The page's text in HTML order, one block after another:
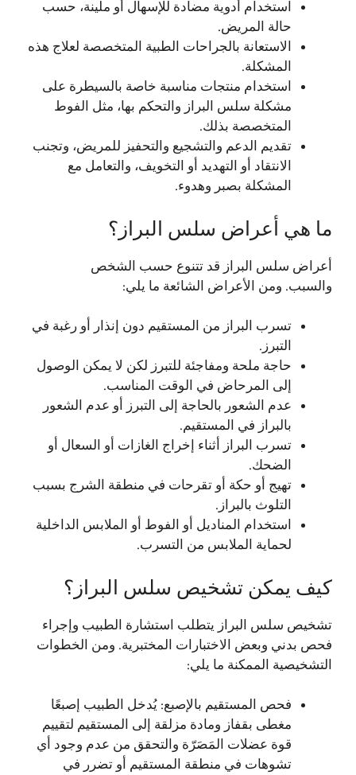
استخدام أدوية مضادة للإسهال أو ملينة، حسب
حالة المريض.
الاستعانة بالجراحات الطبية المتخصصة لعلاج هذه
المشكلة.
استخدام منتجات مناسبة خاصة بالسيطرة على
مشكلة سلس البراز والتحكم بها، مثل الفوط
المتخصصة بذلك.
تقديم الدعم والتشجيع والتحفيز للمريض، وتجنب
الانتقاد أو التهديد أو التخويف، والتعامل مع
المشكلة بصبر وهدوء.
ما هي أعراض سلس البراز؟
أعراض سلس البراز قد تتنوع حسب الشخص
والسبب. ومن الأعراض الشائعة ما يلي:
تسرب البراز من المستقيم دون إنذار أو رغبة في
التبرز.
حاجة ملحة ومفاجئة للتبرز لكن لا يمكن الوصول
إلى المرحاض في الوقت المناسب.
عدم الشعور بالحاجة إلى التبرز أو عدم الشعور
بالبراز في المستقيم.
تسرب البراز أثناء إخراج الغازات أو السعال أو
الضحك.
تهيج أو حكة أو تقرحات في منطقة الشرج بسبب
التلوث بالبراز.
استخدام المناديل أو الفوط أو الملابس الداخلية
لحماية الملابس من التسرب.
كيف يمكن تشخيص سلس البراز؟
تشخيص سلس البراز يتطلب استشارة الطبيب وإجراء
فحص بدني وبعض الاختبارات المختبرية. ومن الخطوات
التشخيصية الممكنة ما يلي:
فحص المستقيم بالإصبع: يُدخل الطبيب إصبعًا
مغطى بقفاز ومادة مزلقة إلى المستقيم لتقييم
قوة عضلات المَصَرّة والتحقق من عدم وجود أي
تشوهات في منطقة المستقيم أو تضرر في